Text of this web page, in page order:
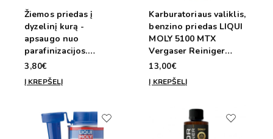
Žiemos priedas į
dyzelinį kurą -
apsaugo nuo
parafinizacijos.
MANNOL 9983 Winter
Diesel 1:1000
200ml/250L
3,80€
Į KREPŠELĮ
Karburatoriaus valiklis,
benzino priedas LIQUI
MOLY 5100 MTX
Vergaser Reiniger
300ml/70L
13,00€
Į KREPŠELĮ